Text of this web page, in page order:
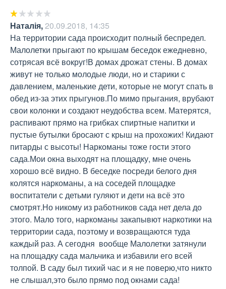
Наталія,20.09.2018, 14:35
На территории сада происходит полный беспредел.
Малолетки прыгают по крышам беседок ежедневно,
сотрясая всё вокруг!В домах дрожат стены. В домах
живут не только молодые люди, но и старики с
давлением, маленькие дети, которые не могут спать в
обед из-за этих прыгунов.По мимо прыгания, врубают
свои колонки и создают неудобства всем. Матерятся,
распивают прямо на грибках спиртные напитки и
пустые бутылки бросают с крыш на прохожих! Кидают
питарды с высоты! Наркоманы тоже гости этого
сада.Мои окна выходят на площадку, мне очень
хорошо всё видно. В беседке посреди белого дня
колятся наркоманы, а на соседей площадке
воспитатели с детьми гуляют и дети на всё это
смотрят.Но никому из работников сада нет дела до
этого. Мало того, наркоманы закапывют наркотики на
территории сада, поэтому и возвращаются туда
каждый раз. А сегодня  вообще Малолетки затянули
на площадку сада мальчика и избавили его всей
толпой. В саду был тихий час и я не поверю,что никто
не слышал,это было прямо под окнами сада!